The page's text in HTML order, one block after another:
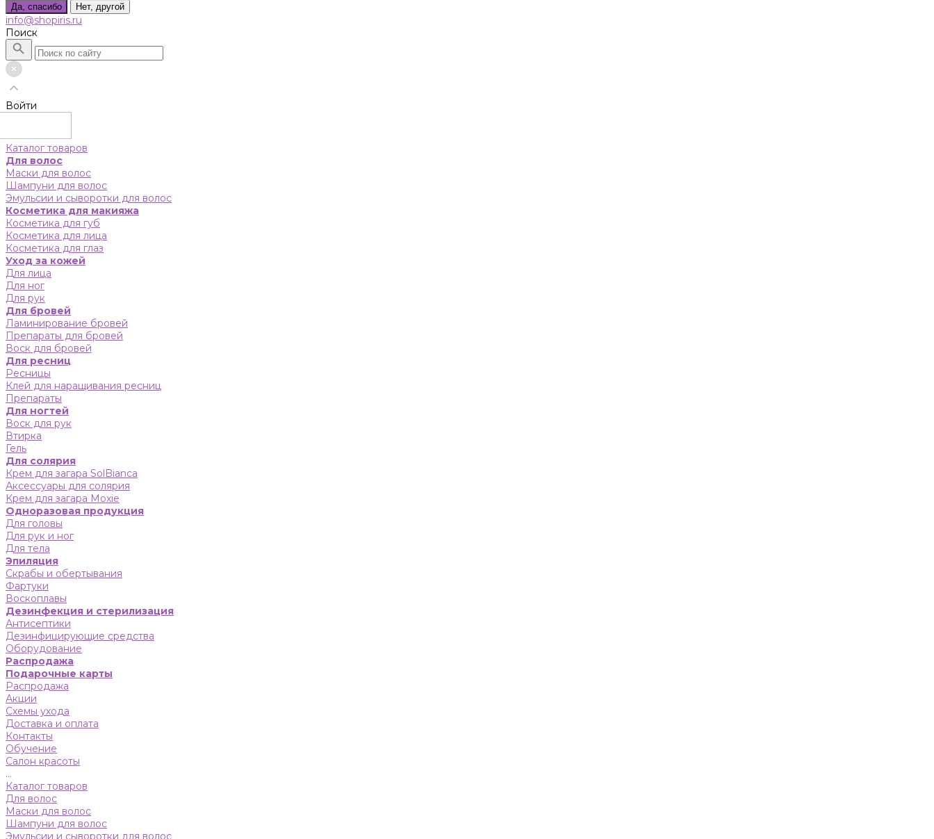
Да, спасибо Нет, другой
info@shopiris.ru
Поиск
Войти
Каталог товаров
Для волос
Маски для волос
Шампуни для волос
Эмульсии и сыворотки для волос
Косметика для макияжа
Косметика для губ
Косметика для лица
Косметика для глаз
Уход за кожей
Для лица
Для ног
Для рук
Для бровей
Ламинирование бровей
Препараты для бровей
Воск для бровей
Для ресниц
Ресницы
Клей для наращивания ресниц
Препараты
Для ногтей
Воск для рук
Втирка
Гель
Для солярия
Крем для загара SolBianca
Аксессуары для солярия
Крем для загара Moxie
Одноразовая продукция
Для головы
Для рук и ног
Для тела
Эпиляция
Скрабы и обертывания
Фартуки
Воскоплавы
Дезинфекция и стерилизация
Антисептики
Дезинфицирующие средства
Оборудование
Распродажа
Подарочные карты
Распродажа
Акции
Схемы ухода
Доставка и оплата
Контакты
Обучение
Салон красоты
...
Каталог товаров
Для волос
Маски для волос
Шампуни для волос
Эмульсии и сыворотки для волос